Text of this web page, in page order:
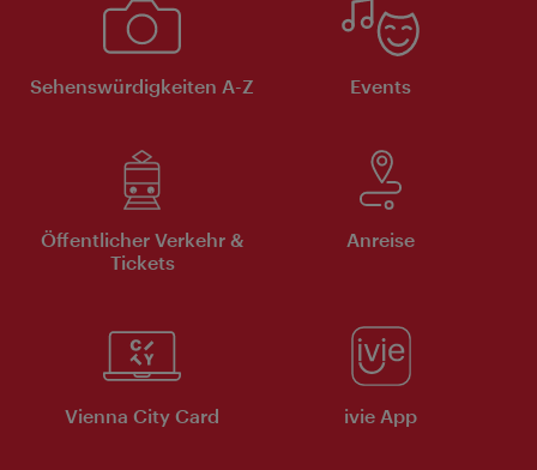
Sehenswürdigkeiten A-Z Events
Öffentlicher Verkehr &
Tickets
Anreise
Vienna City Card ivie App